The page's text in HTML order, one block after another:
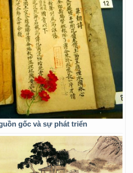
gốc và sự phát triển